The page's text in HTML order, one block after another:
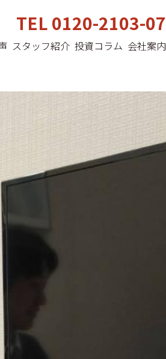
TEL 0120-2103-07
スタッフ紹介 投資コラム 会社案内